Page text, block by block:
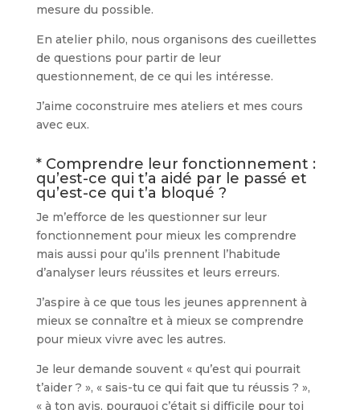
mesure du possible.
En atelier philo, nous organisons des cueillettes
de questions pour partir de leur
questionnement, de ce qui les intéresse.
J’aime coconstruire mes ateliers et mes cours
avec eux.
* Comprendre leur fonctionnement :
qu’est-ce qui t’a aidé par le passé et
qu’est-ce qui t’a bloqué ?
Je m’efforce de les questionner sur leur
fonctionnement pour mieux les comprendre
mais aussi pour qu’ils prennent l’habitude
d’analyser leurs réussites et leurs erreurs.
J’aspire à ce que tous les jeunes apprennent à
mieux se connaître et à mieux se comprendre
pour mieux vivre avec les autres.
Je leur demande souvent « qu’est qui pourrait
t’aider ? », « sais-tu ce qui fait que tu réussis ? »,
« à ton avis, pourquoi c’était si difficile pour toi